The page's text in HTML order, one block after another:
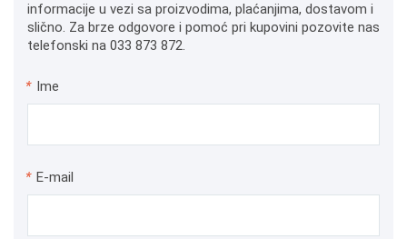
informacije u vezi sa proizvodima, plaćanjima, dostavom i
slično. Za brze odgovore i pomoć pri kupovini pozovite nas
telefonski na 033 873 872.
* Ime
* E-mail